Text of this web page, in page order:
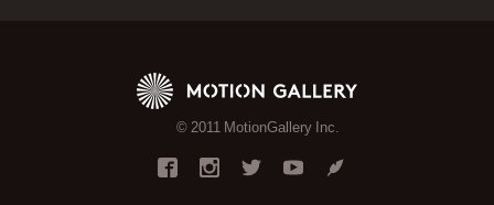
© 2011 MotionGallery Inc.